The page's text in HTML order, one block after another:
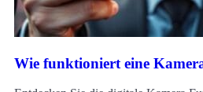
Wie funktioniert eine